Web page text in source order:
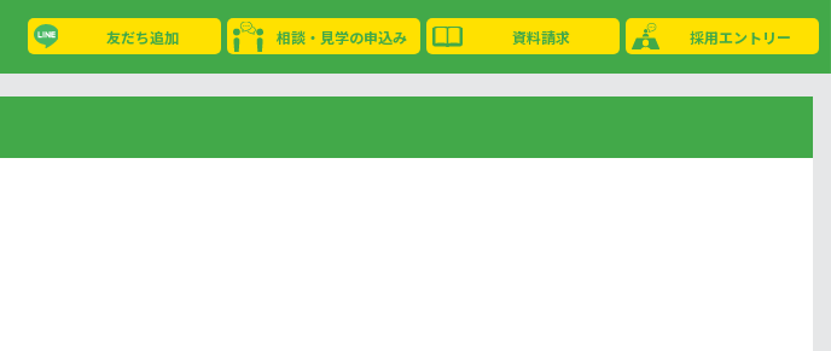
友だち追加 相談・見学の申込み 資料請求 採用エントリー